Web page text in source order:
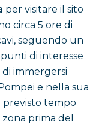
per visitare il sito
circa 5 ore di
seguendo un
di interesse
di immergersi
e nella sua
previsto tempo
prima del